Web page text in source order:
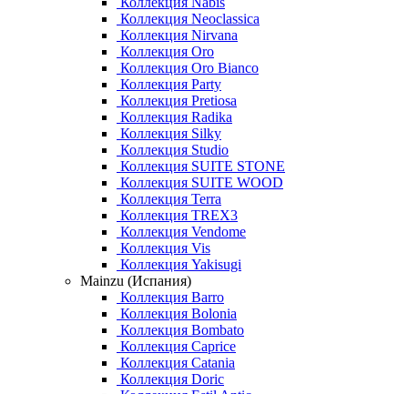
Коллекция Neoclassica
Коллекция Nirvana
Коллекция Oro
Коллекция Oro Bianco
Коллекция Party
Коллекция Pretiosa
Коллекция Radika
Коллекция Silky
Коллекция Studio
Коллекция SUITE STONE
Коллекция SUITE WOOD
Коллекция Terra
Коллекция TREX3
Коллекция Vendome
Коллекция Vis
Коллекция Yakisugi
Mainzu (Испания)
Коллекция Barro
Коллекция Bolonia
Коллекция Bombato
Коллекция Caprice
Коллекция Catania
Коллекция Doric